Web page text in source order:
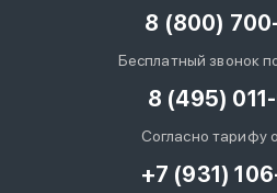
8 (800)
Бесплатный звонок
8 (495)
Согласно тарифу
+7 (931)